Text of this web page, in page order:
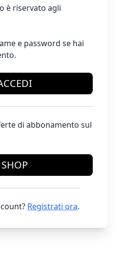
è riservato agli
e password se hai
di abbonamento sul
SHOP
Registrati ora.